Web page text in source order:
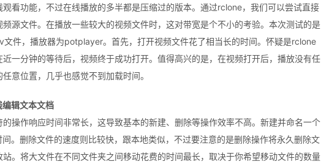
看功能，不过在线播放的多半都是压缩过的版本。通过rclone，我们可以尝试直接
源文件。在播放一些较大的视频文件时，这对带宽是个不小的考验。本次测试的是
件，播放器为potplayer。首先，打开视频文件花了相当长的时间。怀疑是rclone
一分钟的等待后，视频终于成功打开。值得高兴的是，在视频打开后，播放没有任
意位置，几乎也感觉不到加载时间。
辑文本文档
操作响应时间非常长，这导致基本的新建、删除等操作效率不高。新建并命名一个
。删除文件的速度则比较快，跟本地类似，不过要注意的是删除操作将永久删除文
。将大文件在不同文件夹之间移动花费的时间最长，取决于你希望移动文件的数量